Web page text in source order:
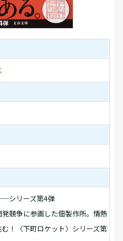
シリーズ第4弾
発競争に参画した佃製作所。情熱
！〈下町ロケット〉シリーズ第